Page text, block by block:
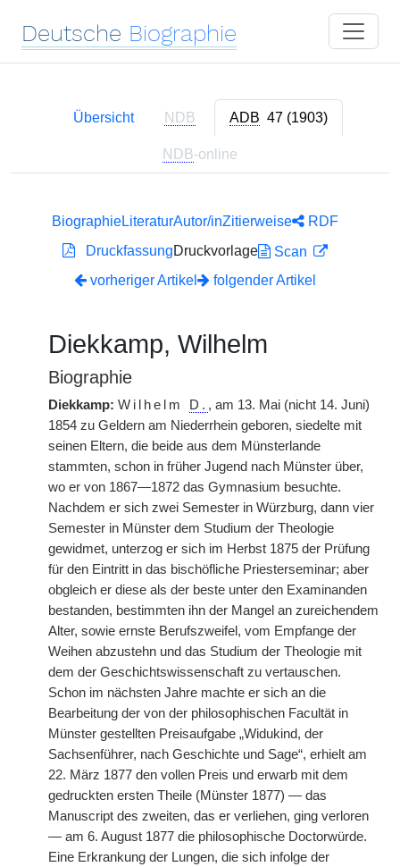
Deutsche Biographie
Übersicht NDB ADB 47 (1903)
NDB-online
BiographieLiteraturAutor/inZitierweise
RDF
DruckfassungDruckvorlage
Scan
vorheriger Artikel
folgender Artikel
Diekkamp, Wilhelm
Biographie
Diekkamp: Wilhelm D. , am 13. Mai (nicht 14. Juni)
1854 zu Geldern am Niederrhein geboren, siedelte mit
seinen Eltern, die beide aus dem Münsterlande
stammten, schon in früher Jugend nach Münster über,
wo er von 1867—1872 das Gymnasium besuchte.
Nachdem er sich zwei Semester in Würzburg, dann vier
Semester in Münster dem Studium der Theologie
gewidmet, unterzog er sich im Herbst 1875 der Prüfung
für den Eintritt in das bischöfliche Priesterseminar; aber
obgleich er diese als der beste unter den Examinanden
bestanden, bestimmten ihn der Mangel an zureichendem
Alter, sowie ernste Berufszweifel, vom Empfange der
Weihen abzustehn und das Studium der Theologie mit
dem der Geschichtswissenschaft zu vertauschen.
Schon im nächsten Jahre machte er sich an die
Bearbeitung der von der philosophischen Facultät in
Münster gestellten Preisaufgabe „Widukind, der
Sachsenführer, nach Geschichte und Sage“, erhielt am
22. März 1877 den vollen Preis und erwarb mit dem
gedruckten ersten Theile (Münster 1877) — das
Manuscript des zweiten, das er verliehen, ging verloren
— am 6. August 1877 die philosophische Doctorwürde.
Eine Erkrankung der Lungen, die sich infolge der